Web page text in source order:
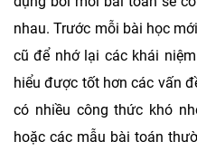
nhau. Trước mỗi bài học
cũ để nhớ lại các khái
hiểu được tốt hơn các vấn
có nhiều công thức khó
hoặc các mẫu bài toán